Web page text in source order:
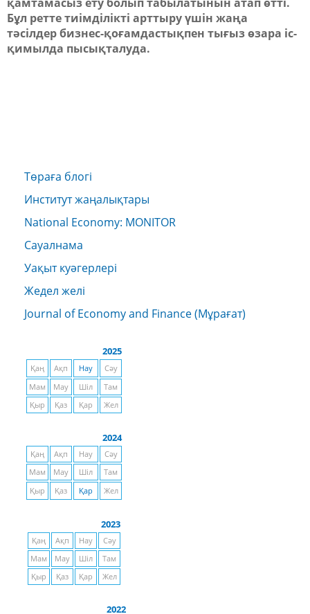
Бұл ретте тиімділікті арттыру үшін жаңа
тәсілдер бизнес-қоғамдастықпен тығыз өзара іс-
қимылда пысықталуда.
Төраға блогі
Институт жаңалықтары
National Economy: MONITOR
Сауалнама
Уақыт куәгерлері
Жедел желі
Journal of Economy and Finance (Мұрағат)
2025
Қаң Ақп Нау
Сәу
Мам
Мау Шіл
Там
Қыр
Қаз Қар Жел
2024
Қаң Ақп Нау
Сәу
Мам
Мау Шіл
Там
Қыр
Қаз Қар Жел
2023
Қаң Ақп Нау
Сәу
Мам
Мау Шіл
Там
Қыр
Қаз Қар Жел
2022